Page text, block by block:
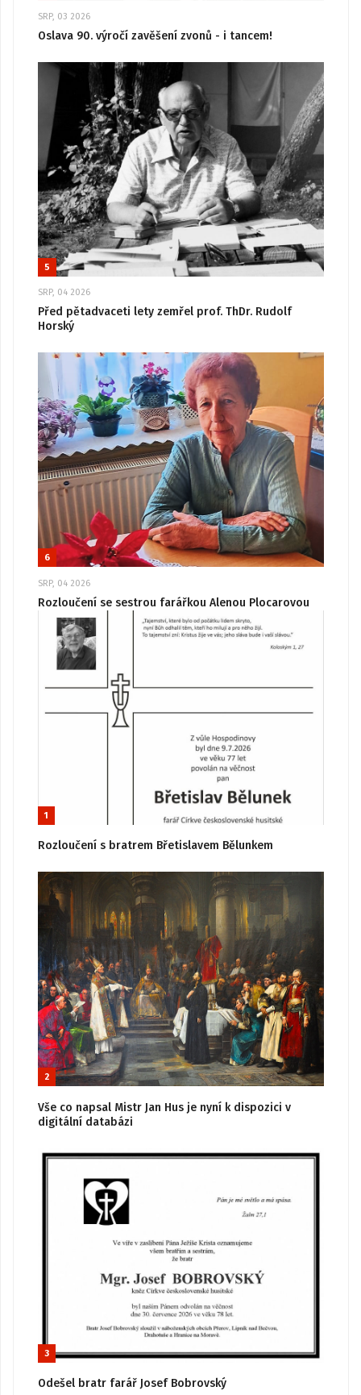
SRP, 03 2026
Oslava 90. výročí zavěšení zvonů - i tancem!
5
SRP, 04 2026
Před pětadvaceti lety zemřel prof. ThDr. Rudolf
Horský
6
SRP, 04 2026
Rozloučení se sestrou farářkou Alenou Plocarovou
1
Rozloučení s bratrem Břetislavem Bělunkem
2
Vše co napsal Mistr Jan Hus je nyní k dispozici v
digitální databázi
3
Odešel bratr farář Josef Bobrovský